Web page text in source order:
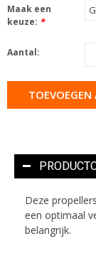
Maak een
keuze: *
Aantal:
Deze
een optimaal
belangrijk.